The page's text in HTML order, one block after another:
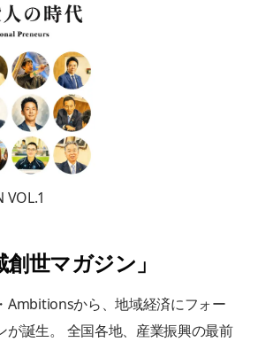
創世マガジン 」
Ambitionsから、地域経済にフォー
が誕生。 全国各地、産業振興の最前